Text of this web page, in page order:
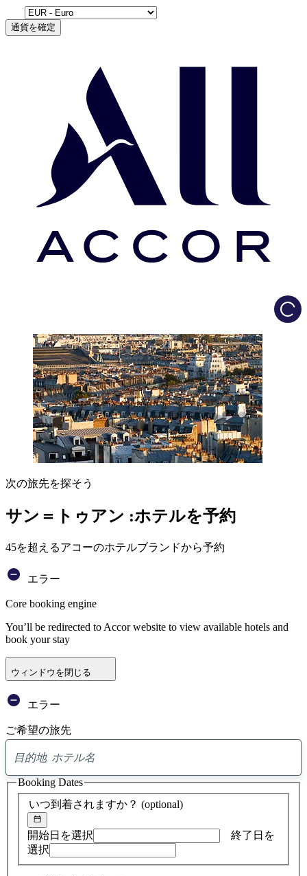
通貨を確定
次の旅先を探そう
サン＝トゥアン :ホテルを予約
45を超えるアコーのホテルブランドから予約
エラー
Core booking engine
You’ll be redirected to Accor website to view available hotels and
book your stay
ウィンドウを閉じる
エラー
ご希望の旅先
ア
ド
バ
イ
検
索
いつ到着されますか？ (optional)
開始日を選択
終了日を
選択
Booking Dates